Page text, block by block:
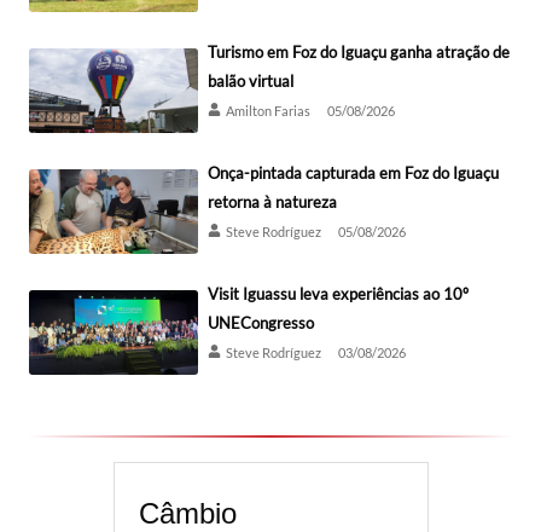
Turismo em Foz do Iguaçu ganha atração de
balão virtual
Amilton Farias 05/08/2026
Onça-pintada capturada em Foz do Iguaçu
retorna à natureza
Steve Rodríguez 05/08/2026
Visit Iguassu leva experiências ao 10º
UNECongresso
Steve Rodríguez 03/08/2026
Câmbio